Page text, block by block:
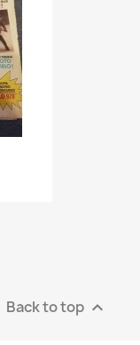
Back to top 